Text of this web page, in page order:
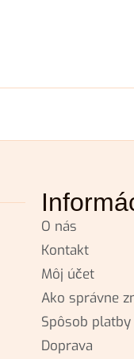
O nás
Kontakt
Môj účet
Ako správne
Spôsob platby
Doprava